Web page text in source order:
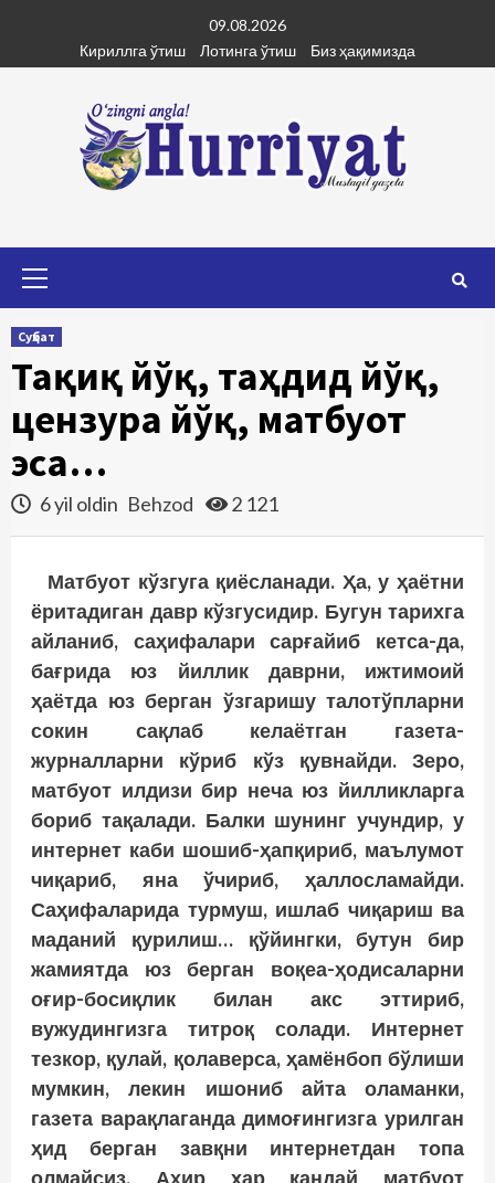
content
09.08.2026
Кириллга ўтиш
Лотинга ўтиш Биз ҳақимизда
Суҳбат
Тақиқ йўқ, таҳдид йўқ,
цензура йўқ, матбуот
эса…
6 yil oldin Behzod 2 121
Матбуот кўзгуга қиёсланади. Ҳа, у ҳаётни
ёритадиган давр кўзгусидир. Бугун тарихга
айланиб, саҳифалари сарғайиб кетса-да,
бағрида юз йиллик даврни, ижтимоий
ҳаётда юз берган ўзгаришу талотўпларни
сокин сақлаб келаётган газета-
журналларни кўриб кўз қувнайди. Зеро,
матбуот илдизи бир неча юз йилликларга
бориб тақалади. Балки шунинг учундир, у
интернет каби шошиб-ҳапқириб, маълумот
чиқариб, яна ўчириб, ҳаллосламайди.
Саҳифаларида турмуш, ишлаб чиқариш ва
маданий қурилиш… қўйингки, бутун бир
жамиятда юз берган воқеа-ҳодисаларни
оғир-босиқлик билан акс эттириб,
вужудингизга титроқ солади. Интернет
тезкор, қулай, қолаверса, ҳамёнбоп бўлиши
мумкин, лекин ишониб айта оламанки,
газета варақлаганда димоғингизга урилган
ҳид берган завқни интернетдан топа
олмайсиз. Ахир ҳар қандай матбуот